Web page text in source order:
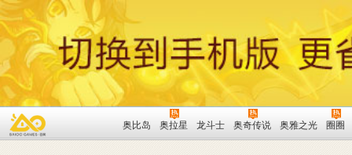
奥比岛 奥拉星 龙斗士 奥奇传说 奥雅之光 圈圈